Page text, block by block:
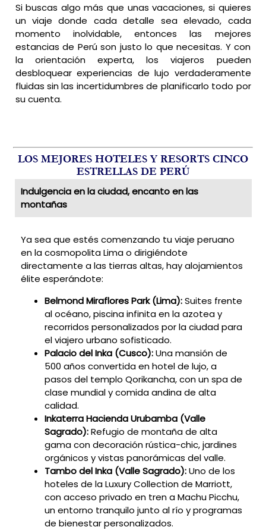
Si buscas algo más que unas vacaciones, si quieres
un viaje donde cada detalle sea elevado, cada
momento inolvidable, entonces las mejores
estancias de Perú son justo lo que necesitas. Y con
la orientación experta, los viajeros pueden
desbloquear experiencias de lujo verdaderamente
fluidas sin las incertidumbres de planificarlo todo por
su cuenta.
LOS MEJORES HOTELES Y RESORTS CINCO
ESTRELLAS DE PERÚ
Indulgencia en la ciudad, encanto en las
montañas
Ya sea que estés comenzando tu viaje peruano
en la cosmopolita Lima o dirigiéndote
directamente a las tierras altas, hay alojamientos
élite esperándote:
Belmond Miraflores Park (Lima):Suites frente
al océano, piscina infinita en la azotea y
recorridos personalizados por la ciudad para
el viajero urbano sofisticado.
Palacio del Inka (Cusco):Una mansión de
500 años convertida en hotel de lujo, a
pasos del templo Qorikancha, con un spa de
clase mundial y comida andina de alta
calidad.
Inkaterra Hacienda Urubamba (Valle
Sagrado):Refugio de montaña de alta
gama con decoración rústica-chic, jardines
orgánicos y vistas panorámicas del valle.
Tambo del Inka (Valle Sagrado):Uno de los
hoteles de la Luxury Collection de Marriott,
con acceso privado en tren a Machu Picchu,
un entorno tranquilo junto al río y programas
de bienestar personalizados.